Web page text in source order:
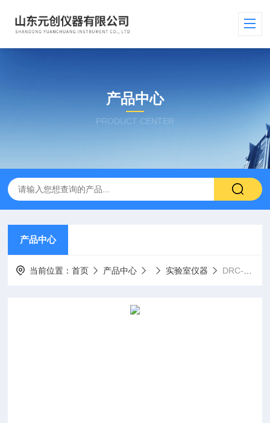
产品中心
PRODUCT CENTER
产品中心
当前位置：首页 产品中心 实验室仪器 DRC-3710QZD全自动苯分结晶点测定仪